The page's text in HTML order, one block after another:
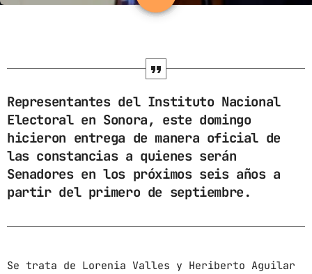
marzo 2025
enero 2025
diciembre 2024
noviembre 2024
octubre 2024
septiembre 2024
Representantes del Instituto Nacional
Electoral en Sonora, este domingo
hicieron entrega de manera oficial de
las constancias a quienes serán
Senadores en los próximos seis años a
partir del primero de septiembre.
Se trata de Lorenia Valles y Heriberto Aguilar